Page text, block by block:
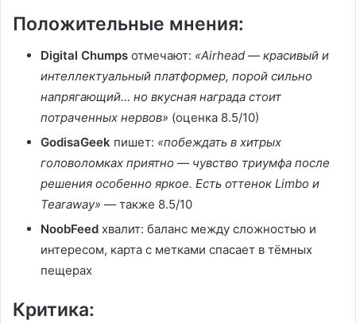
Положительные мнения:
Digital Chumps отмечают: «Airhead — красивый и
интеллектуальный платформер, порой сильно
напрягающий… но вкусная награда стоит
потраченных нервов» (оценка 8.5/10)
GodisaGeek пишет: «побеждать в хитрых
головоломках приятно — чувство триумфа после
решения особенно яркое. Есть оттенок Limbo и
Tearaway» — также 8.5/10
NoobFeed хвалит: баланс между сложностью и
интересом, карта с метками спасает в тёмных
пещерах
Критика: